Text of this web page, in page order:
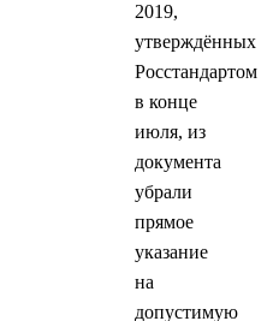
2019,
утверждённых
Росстандартом
в конце
июля, из
документа
убрали
прямое
указание
на
допустимую